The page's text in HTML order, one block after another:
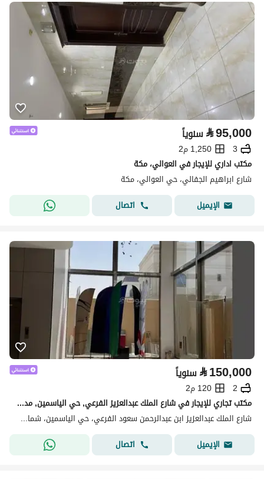
⃁95,000 سنوياً
3
1,250 م2
مكتب اداري للإيجار في العوالي، مكة
شارع ابراهيم الجفالي، حي العوالي، مكة
الإيميل
اتصال
⃁150,000 سنوياً
2
120 م2
مكتب تجاري للإيجار في شارع الملك عبدالعزيز الفرعي, حي الياسمين, مدينة الرياض
شارع الملك عبدالعزيز ابن عبدالرحمن سعود الفرعي، حي الياسمين، شمال الرياض، الرياض
الإيميل
اتصال